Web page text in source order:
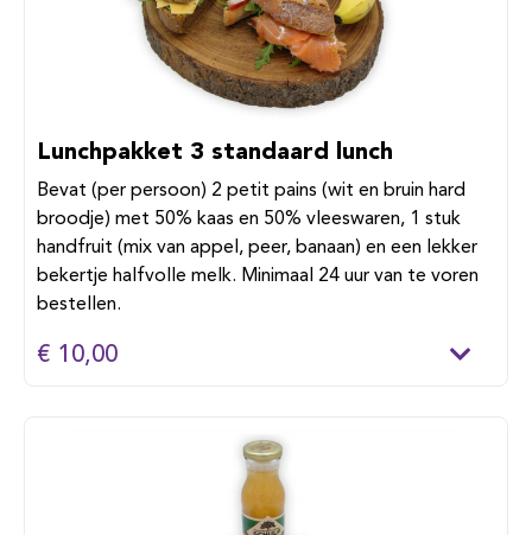
Lunchpakket 3 standaard lunch
Bevat (per persoon) 2 petit pains (wit en bruin hard
broodje) met 50% kaas en 50% vleeswaren, 1 stuk
handfruit (mix van appel, peer, banaan) en een lekker
bekertje halfvolle melk. Minimaal 24 uur van te voren
bestellen.
€ 10,00